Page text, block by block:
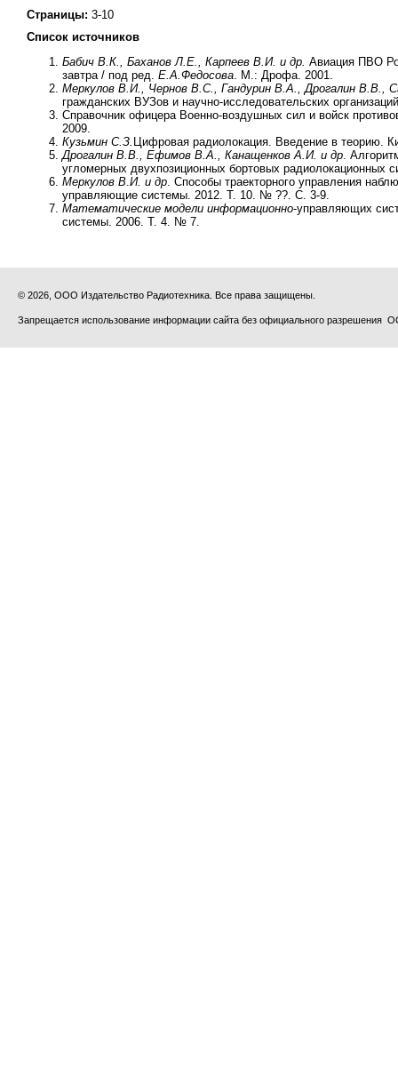
Страницы: 3-10
Список источников
Бабич В.К., Баханов Л.Е., Карпеев В.И. и др. Авиация ПВО
завтра / под ред. Е.А.Федосова. М.: Дрофа. 2001.
Меркулов В.И., Чернов В.С., Гандурин В.А., Дрогалин В.В.,
гражданских ВУЗов и научно-исследовательских
Справочник офицера Военно-воздушных сил и войск
2009.
Кузьмин С.З. Цифровая радиолокация. Введение в теорию.
Дрогалин В.В., Ефимов В.А., Канащенков А.И. и др.
угломерных двухпозиционных бортовых
Меркулов В.И. и др. Способы траекторного управления
управляющие системы. 2012. Т. 10. № ??. С. 3-9.
Математические модели информационно-управляющих
системы. 2006. Т. 4. № 7.
© 2026, ООО Издательство Радиотехника. Все права защищены.
Запрещается использование информации сайта без официального разрешения